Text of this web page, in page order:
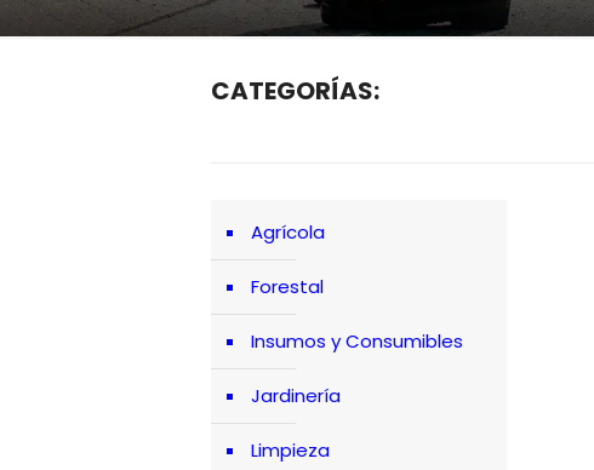
CATEGORÍAS:
Agrícola
Forestal
Insumos y Consumibles
Jardinería
Limpieza